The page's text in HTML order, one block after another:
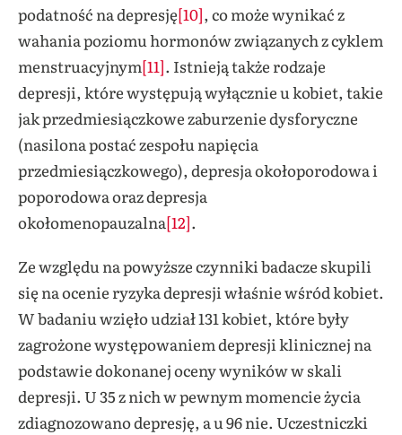
podatność na depresję[10], co może wynikać z
wahania poziomu hormonów związanych z cyklem
menstruacyjnym[11]. Istnieją także rodzaje
depresji, które występują wyłącznie u kobiet, takie
jak przedmiesiączkowe zaburzenie dysforyczne
(nasilona postać zespołu napięcia
przedmiesiączkowego), depresja okołoporodowa i
poporodowa oraz depresja
okołomenopauzalna[12].
Ze względu na powyższe czynniki badacze skupili
się na ocenie ryzyka depresji właśnie wśród kobiet.
W badaniu wzięło udział 131 kobiet, które były
zagrożone występowaniem depresji klinicznej na
podstawie dokonanej oceny wyników w skali
depresji. U 35 z nich w pewnym momencie życia
zdiagnozowano depresję, a u 96 nie. Uczestniczki